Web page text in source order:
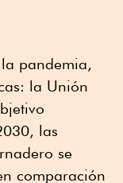
pandemia,
la Unión
las
se
comparación